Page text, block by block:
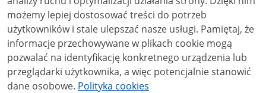
możemy lepiej dostosować treści do potrzeb
użytkowników i stale ulepszać nasze usługi. Pamiętaj, że
informacje przechowywane w plikach cookie mogą
pozwalać na identyfikację konkretnego urządzenia lub
przeglądarki użytkownika, a więc potencjalnie stanowić
dane osobowe. Polityka cookies